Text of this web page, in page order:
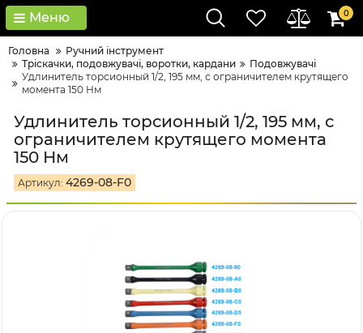
Меню 0
Головна
Ручний інструмент
Тріскачки, подовжувачі, воротки, кардани
Подовжувачі
Удлинитель торсионный 1/2, 195 мм, с ограничителем крутящего
момента 150 Нм
Удлинитель торсионный 1/2, 195 мм, с
ограничителем крутящего момента
150 Нм
Артикул: 4269-08-F0